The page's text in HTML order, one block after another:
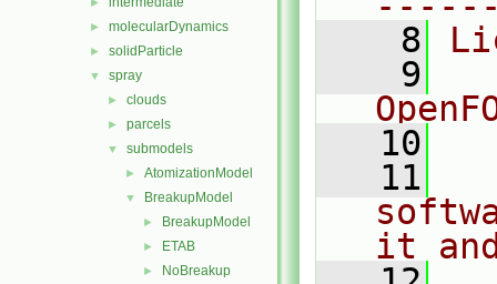
► molecularDynamics
► solidParticle
▼ spray
► clouds
► parcels
▼ submodels
► AtomizationModel
▼ BreakupModel
► BreakupModel
► ETAB
► NoBreakup
    8
    9
   10
   11
it